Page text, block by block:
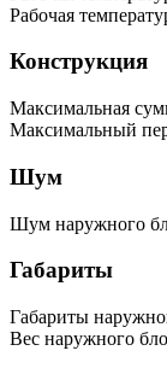
Рабочая
Конструкция
Максимальная
Максимальный
Шум
Шум наружного
Габариты
Габариты
Вес наружного